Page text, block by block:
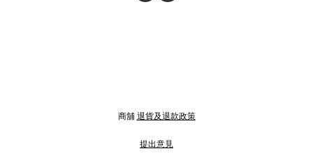
商舖 退貨及退款政策
提出意見